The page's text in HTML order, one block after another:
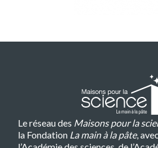
Le réseau des Maisons pour la
la Fondation La main à la pâte,